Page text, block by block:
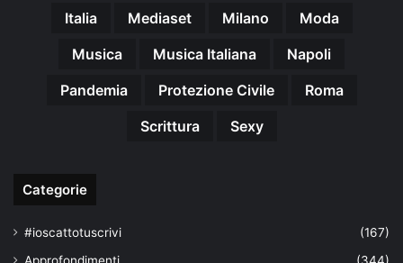
Italia
Mediaset Milano
Moda
Musica
Musica Italiana
Napoli
Pandemia
Protezione Civile
Roma
Scrittura
Sexy
Categorie
#ioscattotuscrivi
(167)